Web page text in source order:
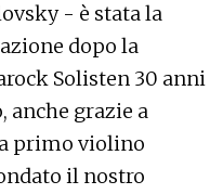
- è stata la
dopo la
Solisten 30 anni
anche grazie a
primo violino
il nostro